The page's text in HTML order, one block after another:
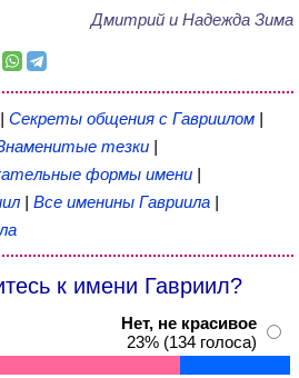
Дмитрий и Надежда Зима
| Секреты общения с Гавриилом |
тезки |
формы имени |
| Все именины Гавриила |
к имени Гавриил?
Нет, не красивое
23% (134 голоса)